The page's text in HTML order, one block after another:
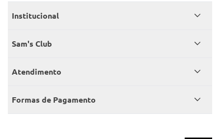
Institucional
Quem somos
Encontre um Clube
Sam's Club
Seja sócio
Member’s Mark
Atendimento
Fale conosco
Atendimento em libras
Formas de Pagamento